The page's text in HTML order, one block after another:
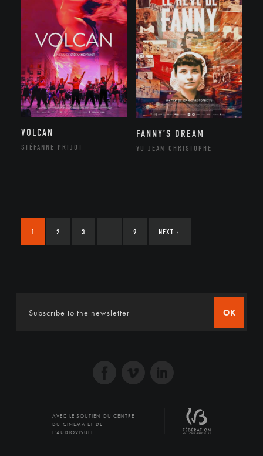
VOLCAN
STÉFANNE PRIJOT
FANNY’S DREAM
YU JEAN-CHRISTOPHE
1 2 3 … 9 NEXT ›
OK
AVEC LE SOUTIEN DU CENTRE
DU CINÉMA ET DE
L'AUDIOVISUEL